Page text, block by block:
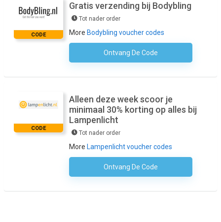
CODE
Gratis verzending bij Bodybling
Tot nader order
More Bodybling voucher codes
Ontvang De CodeGeen Code Nodig
CODE
Alleen deze week scoor je
minimaal 30% korting op alles bij
Lampenlicht
Tot nader order
More Lampenlicht voucher codes
Ontvang De CodeGeen Code Nodig